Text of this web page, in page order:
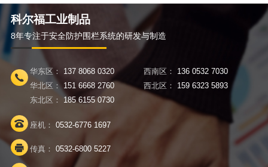
科尔福工业制品
8年专注于安全防护围栏系统的研发与制造
华东区： 137 8068 0320 西南区： 136 0532 7030
华北区： 151 6668 2760 西北区： 159 6323 5893
东北区： 185 6155 0730
座机： 0532-6776 1697
传真： 0532-6800 5227